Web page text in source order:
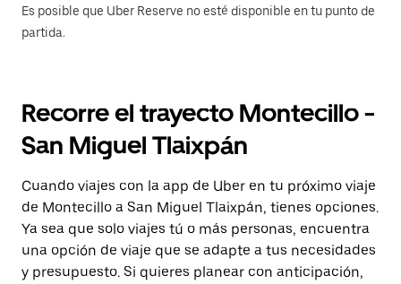
Es posible que Uber Reserve no esté disponible en tu punto de
partida.
Recorre el trayecto Montecillo -
San Miguel Tlaixpán
Cuando viajes con la app de Uber en tu próximo viaje
de Montecillo a San Miguel Tlaixpán, tienes opciones.
Ya sea que solo viajes tú o más personas, encuentra
una opción de viaje que se adapte a tus necesidades
y presupuesto. Si quieres planear con anticipación,